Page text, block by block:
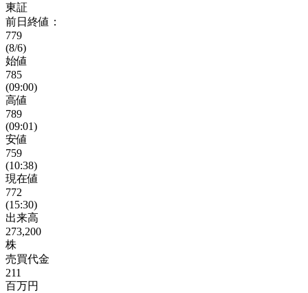
東証
前日終値：
779
(8/6)
始値
785
(09:00)
高値
789
(09:01)
安値
759
(10:38)
現在値
772
(15:30)
出来高
273,200
株
売買代金
211
百万円